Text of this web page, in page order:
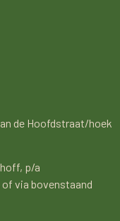
de Hoofdstraat/hoek
p/a
of via bovenstaand